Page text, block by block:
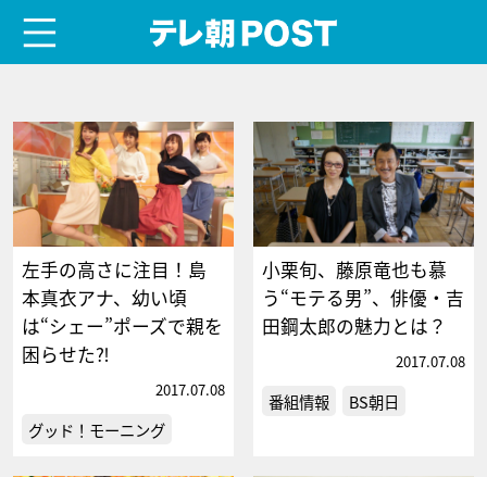
左手の高さに注目！島
本真衣アナ、幼い頃
は“シェー”ポーズで親を
困らせた⁈
2017.07.08
グッド！モーニング
小栗旬、藤原竜也も慕
う“モテる男”、俳優・吉
田鋼太郎の魅力とは？
2017.07.08
番組情報 BS朝日